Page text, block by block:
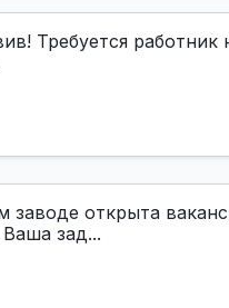
Требуется работник
заводе открыта
зад...